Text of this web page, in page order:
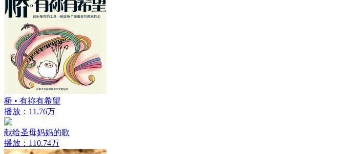
桥 • 有祢有希望
播放：11.76万
献给圣母妈妈的歌
播放：110.74万